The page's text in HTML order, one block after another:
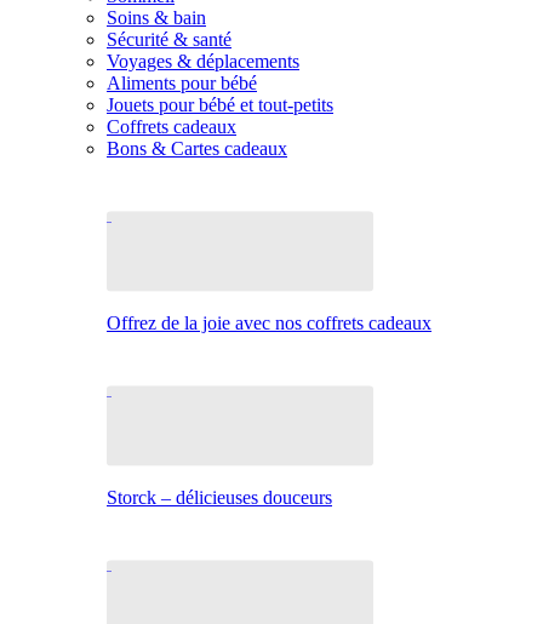
Soins & bain
Sécurité & santé
Voyages & déplacements
Aliments pour bébé
Jouets pour bébé et tout-petits
Coffrets cadeaux
Bons & Cartes cadeaux
Offrez de la joie avec nos coffrets cadeaux
Storck – délicieuses douceurs